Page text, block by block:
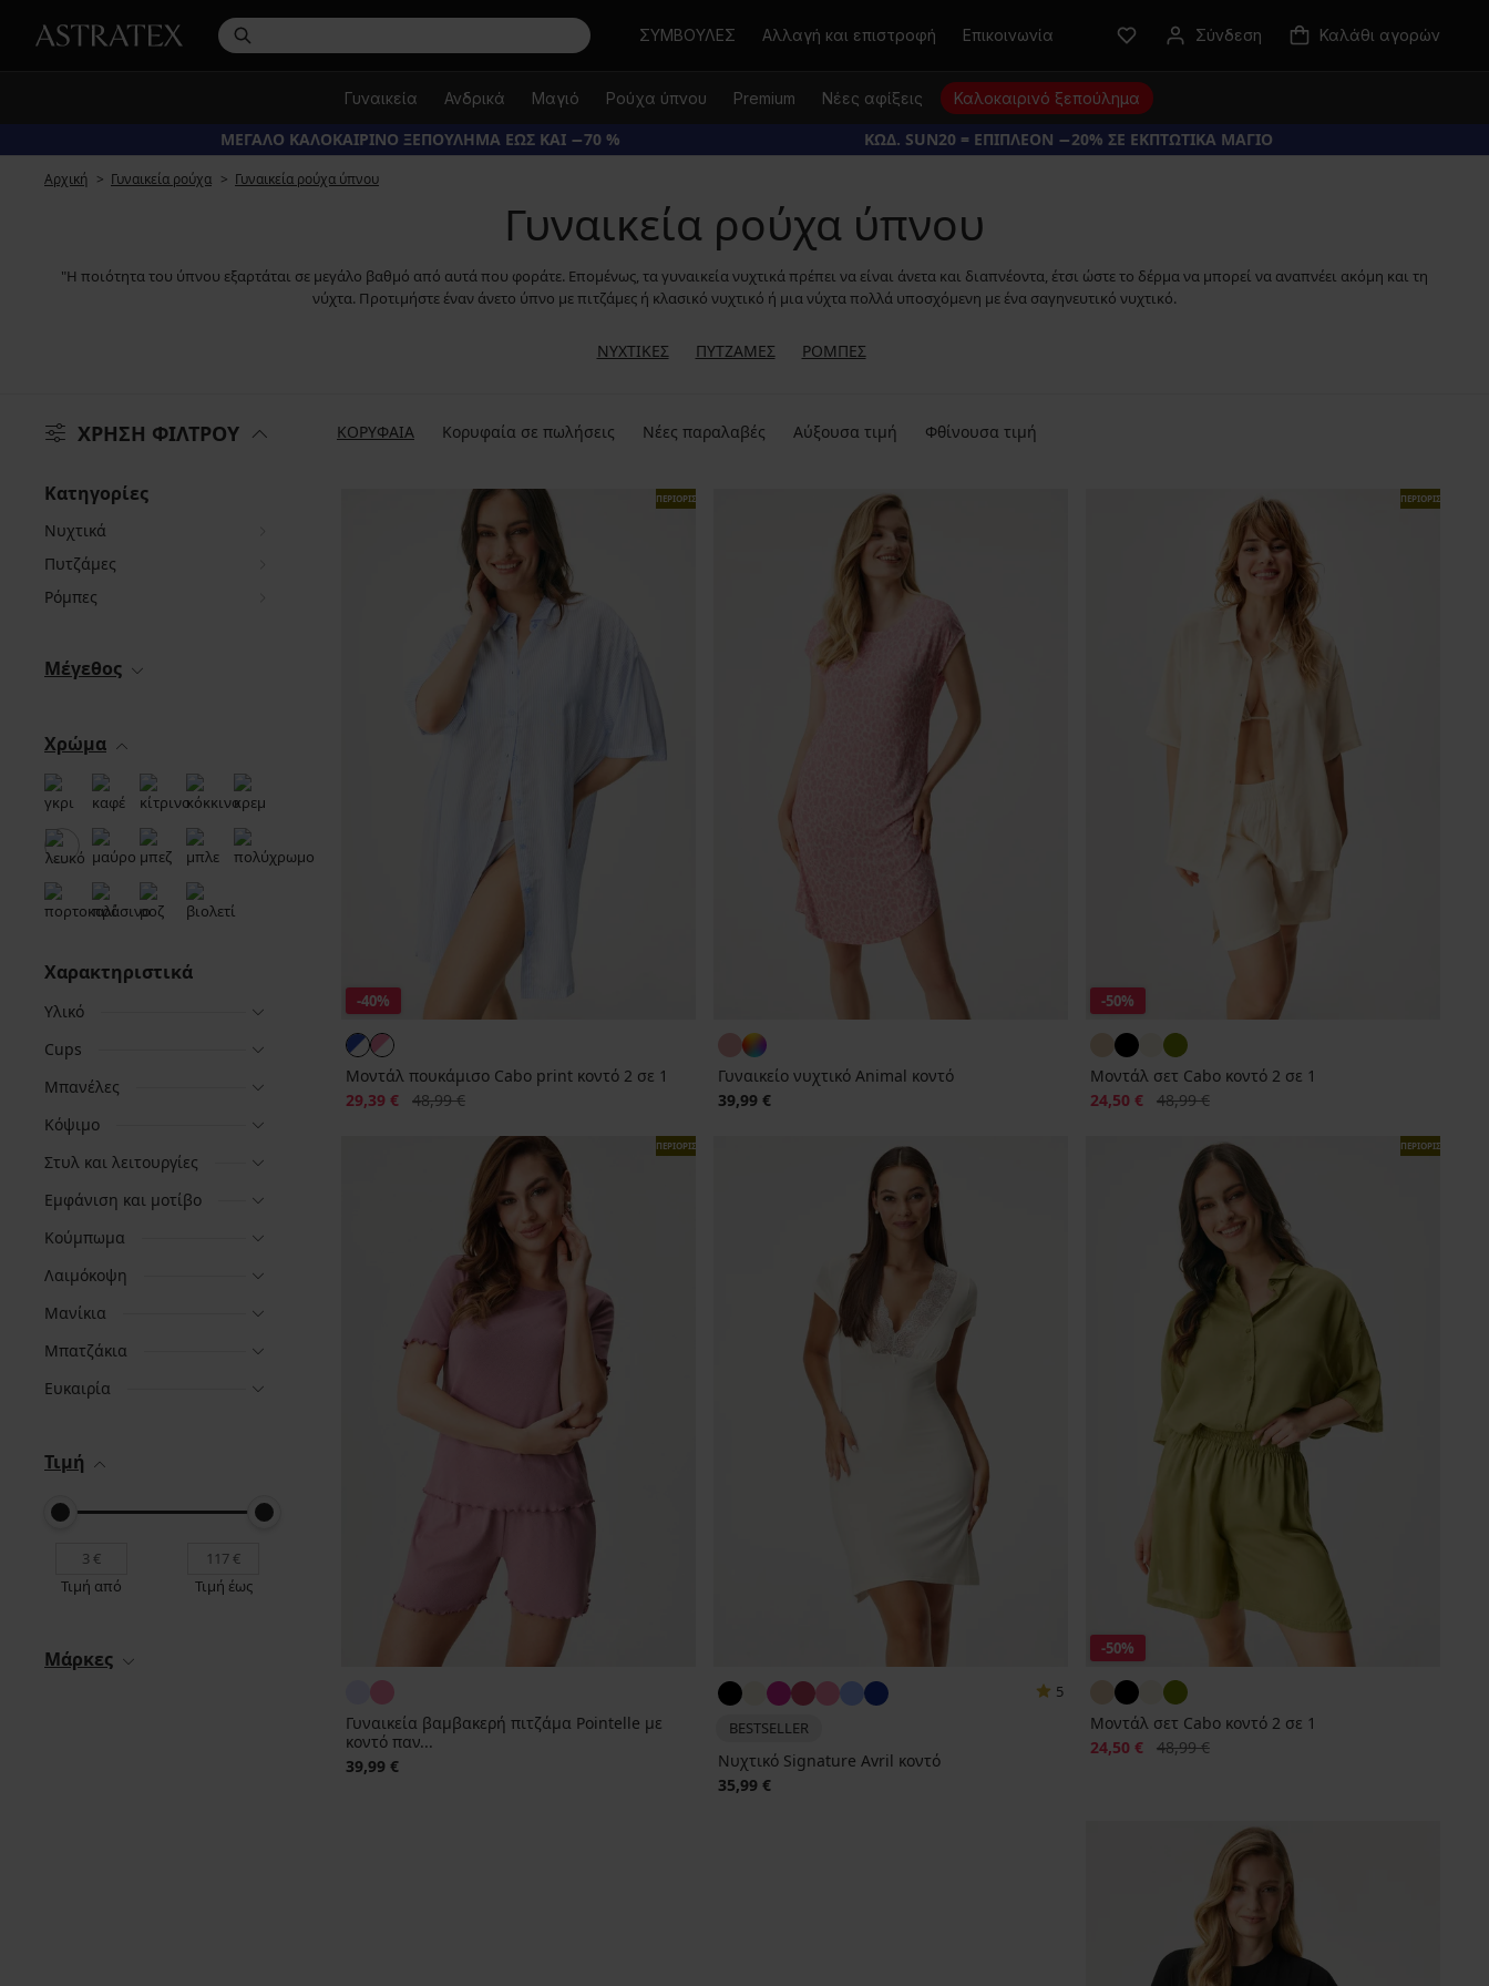
Αναζήτηση
ΣΥΜΒΟΥΛΕΣ Αλλαγή και επιστροφή Επικοινωνία Σύνδεση Καλάθι αγορών
Γυναικεία Ανδρικά Μαγιό Ρούχα ύπνου Premium Νέες αφίξεις Καλοκαιρινό ξεπούλημα
ΜΕΓΑΛΟ ΚΑΛΟΚΑΙΡΙΝΟ ΞΕΠΟΥΛΗΜΑ ΕΩΣ ΚΑΙ −70 % ΚΩΔ. SUN20 = ΕΠΙΠΛΕΟΝ −20% ΣΕ ΕΚΠΤΩΤΙΚΑ ΜΑΓΙΟ
Αρχική Γυναικεία ρούχα Γυναικεία ρούχα ύπνου
Γυναικεία ρούχα ύπνου
"Η ποιότητα του ύπνου εξαρτάται σε μεγάλο βαθμό από αυτά που φοράτε. Επομένως, τα γυναικεία νυχτικά πρέπει να είναι άνετα και διαπνέοντα, έτσι ώστε το δέρμα να μπορεί να αναπνέει ακόμη και τη
νύχτα. Προτιμήστε έναν άνετο ύπνο με πιτζάμες ή κλασικό νυχτικό ή μια νύχτα πολλά υποσχόμενη με ένα σαγηνευτικό νυχτικό.
ΝΥΧΤΙΚΈΣ ΠΥΤΖΆΜΕΣ ΡΌΜΠΕΣ
ΧΡΗΣΗ ΦΙΛΤΡΟΥ ΚΟΡΥΦΑΙΑ Κορυφαία σε πωλήσεις Νέες παραλαβές Αύξουσα τιμή Φθίνουσα τιμή
Κατηγορίες
Νυχτικά
Πυτζάμες
Ρόμπες
Μέγεθος
Χρώμα
Χαρακτηριστικά
Υλικό
Cups
Μπανέλες
Κόψιμο
Στυλ και λειτουργίες
Εμφάνιση και μοτίβο
Κούμπωμα
Λαιμόκοψη
Μανίκια
Μπατζάκια
Ευκαιρία
Τιμή
Τιμή από Τιμή έως
Μάρκες
ΠΕΡΙΟΡΙΣΜΕΝΑ
-40%
Μοντάλ πουκάμισο Cabo print κοντό 2 σε 1
Έκπτωση
29,39 € Αρχική τιμή
48,99 €
Γυναικείο νυχτικό Animal κοντό
39,99 €
ΠΕΡΙΟΡΙΣΜΕΝΑ
-50%
Μοντάλ σετ Cabo κοντό 2 σε 1
Έκπτωση
24,50 € Αρχική τιμή
48,99 €
ΠΕΡΙΟΡΙΣΜΕΝΑ
Γυναικεία βαμβακερή πιτζάμα Pointelle με
κοντό παν...
39,99 €
5
BESTSELLER
Νυχτικό Signature Avril κοντό
35,99 €
ΠΕΡΙΟΡΙΣΜΕΝΑ
-50%
Μοντάλ σετ Cabo κοντό 2 σε 1
Έκπτωση
24,50 € Αρχική τιμή
48,99 €